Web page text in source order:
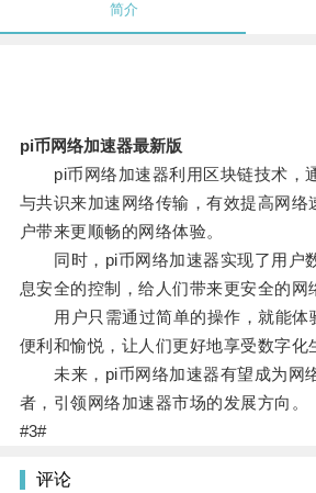
简介
pi币网络加速器最新版
pi币网络加速器利用区块链技术，
与共识来加速网络传输，有效提高网络
户带来更顺畅的网络体验。
同时，pi币网络加速器实现了用户
息安全的控制，给人们带来更安全的网
用户只需通过简单的操作，就能体
便利和愉悦，让人们更好地享受数字化
未来，pi币网络加速器有望成为网
者，引领网络加速器市场的发展方向。
#3#
评论